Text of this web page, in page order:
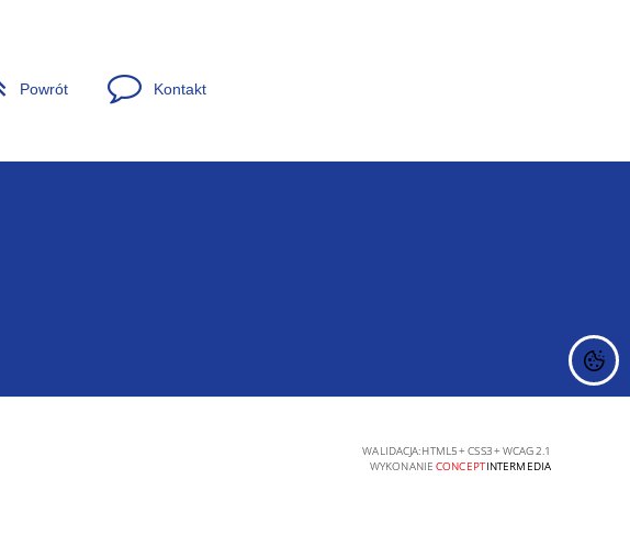
Powrót Kontakt
WALIDACJA:HTML5+CSS3+WCAG 2.1
WYKONANIECONCEPTINTERMEDIA